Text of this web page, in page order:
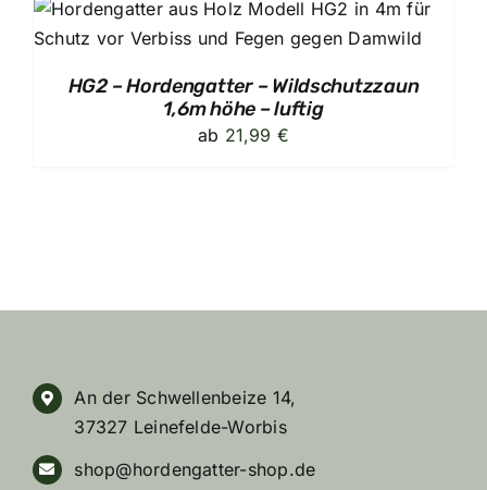
HG2 – Hordengatter – Wildschutzzaun
1,6m höhe – luftig
ab 21,99 €
An der Schwellenbeize 14,
37327 Leinefelde-Worbis
shop@hordengatter-shop.de